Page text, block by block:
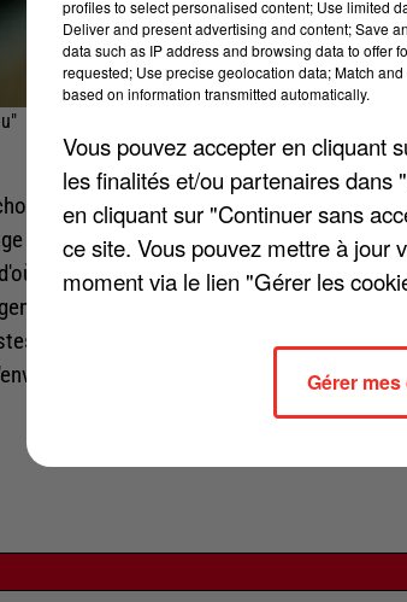
Jérémy Frérot a partagé sur ses
Pereire. Agacé par cette scène, l'artiste
viennent ceux qui font ça, mais on n'a
de longue date du chanteur en
Jérémy Frerot profite de sa notoriété
!
profiles to select personalised content; Use limited
Deliver and present advertising and content; Save
data such as IP address and browsing data to offer
requested; Use precise geolocation data; Match
based on information transmitted automatically.
Vous pouvez accepter en cliquant
les finalités et/ou partenaires
en cliquant sur "Continuer sans
ce site. Vous pouvez mettre à jour
moment via le lien "Gérer les
Gérer